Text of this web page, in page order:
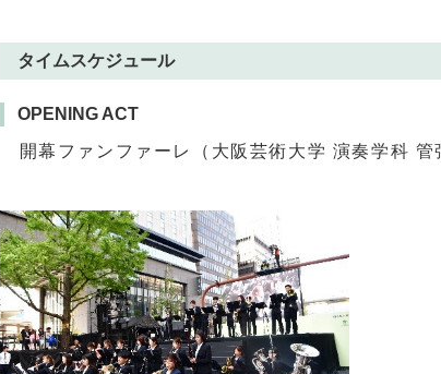
タイムスケジュール
OPENING ACT
開幕ファンファーレ（大阪芸術大学 演奏学科 管